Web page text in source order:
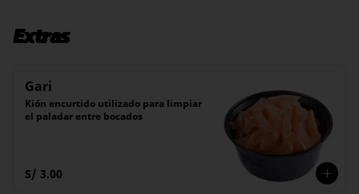
Extras
Gari
Kión encurtido utilizado para limpiar
el paladar entre bocados
S/ 3.00